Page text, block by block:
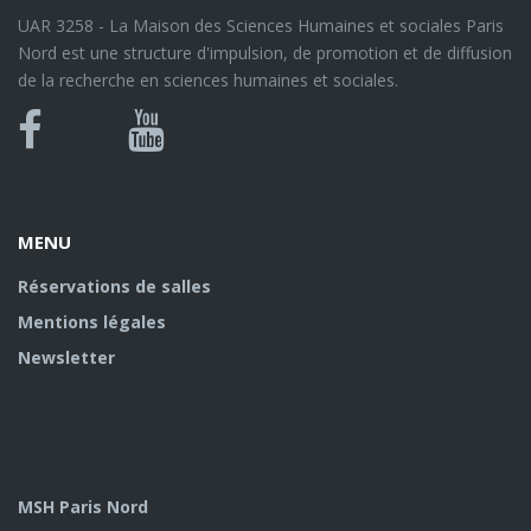
UAR 3258 - La Maison des Sciences Humaines et sociales Paris
Nord est une structure d'impulsion, de promotion et de diffusion
de la recherche en sciences humaines et sociales.
Bluesky
Canal
MENU
Réservations de salles
Mentions légales
Newsletter
MSH Paris Nord